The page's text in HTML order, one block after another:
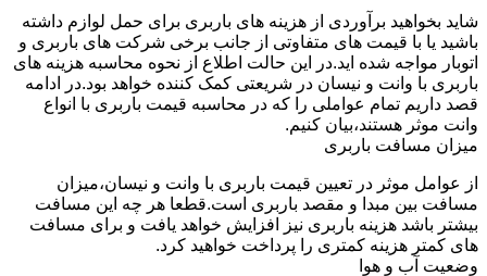
شاید بخواهید برآوردی از هزینه های باربری برای حمل لوازم داشته
باشید یا با قیمت های متفاوتی از جانب برخی شرکت های باربری و
اتوبار مواجه شده اید.در این حالت اطلاع از نحوه محاسبه هزینه های
باربری با وانت و نیسان در شریعتی کمک کننده خواهد بود.در ادامه
قصد داریم تمام عواملی را که در محاسبه قیمت باربری با انواع
وانت موثر هستند،بیان کنیم.
میزان مسافت باربری
از عوامل موثر در تعیین قیمت باربری با وانت و نیسان،میزان
مسافت بین مبدا و مقصد باربری است.قطعا هر چه این مسافت
بیشتر باشد هزینه باربری نیز افزایش خواهد یافت و برای مسافت
های کمتر هزینه کمتری را پرداخت خواهید کرد.
وضعیت آب و هوا